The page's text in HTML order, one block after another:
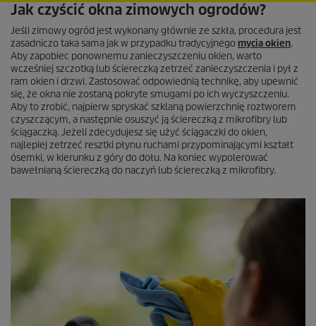
Jak czyścić okna zimowych ogrodów?
Jeśli zimowy ogród jest wykonany głównie ze szkła, procedura jest
zasadniczo taka sama jak w przypadku tradycyjnego mycia okien.
Aby zapobiec ponownemu zanieczyszczeniu okien, warto
wcześniej szczotką lub ściereczką zetrzeć zanieczyszczenia i pył z
ram okien i drzwi. Zastosować odpowiednią technikę, aby upewnić
się, że okna nie zostaną pokryte smugami po ich wyczyszczeniu.
Aby to zrobić, najpierw spryskać szklaną powierzchnię roztworem
czyszczącym, a następnie osuszyć ją ściereczką z mikrofibry lub
ściągaczką. Jeżeli zdecydujesz się użyć ściągaczki do okien,
najlepiej zetrzeć resztki płynu ruchami przypominającymi kształt
ósemki, w kierunku z góry do dołu. Na koniec wypolerować
bawełnianą ściereczką do naczyń lub ściereczką z mikrofibry.